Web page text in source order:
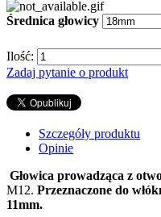
Średnica głowicy
Ilość:
Zadaj pytanie o produkt
Szczegóły produktu
Opinie
Głowica prowadząca z
M12. Przeznaczone do
11mm.